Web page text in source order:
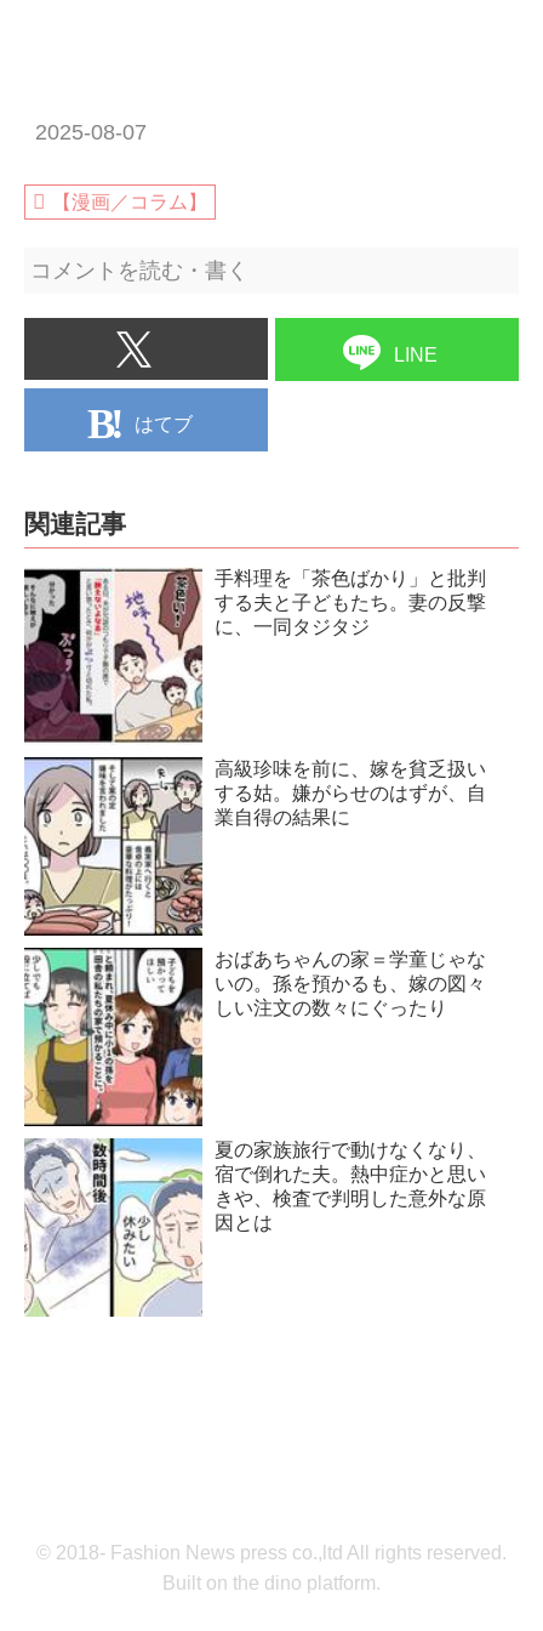
2025-08-07
【漫画／コラム】
コメントを読む・書く
LINE
はてブ
関連記事
手料理を「茶色ばかり」と批判
する夫と子どもたち。妻の反撃
に、一同タジタジ
高級珍味を前に、嫁を貧乏扱い
する姑。嫌がらせのはずが、自
業自得の結果に
おばあちゃんの家＝学童じゃな
いの。孫を預かるも、嫁の図々
しい注文の数々にぐったり
夏の家族旅行で動けなくなり、
宿で倒れた夫。熱中症かと思い
きや、検査で判明した意外な原
因とは
© 2018- Fashion News press co.,ltd All rights reserved.
Built on the dino platform.